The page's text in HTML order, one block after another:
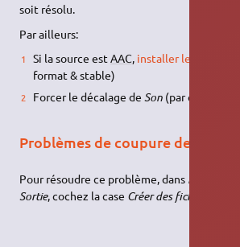
soit résolu.
Par ailleurs:
Si la source est AAC, installer le paquet
format & stable)
Forcer le décalage de Son(par ex. : -5ms)
Problèmes de coupure de fichier
Pour résoudre ce problème, dans Édition
Sortie, cochez la case Créer des fichiers